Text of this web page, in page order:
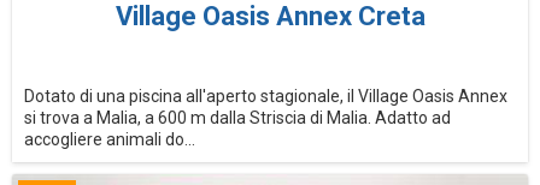
Village Oasis Annex Creta
Dotato di una piscina all'aperto stagionale, il Village Oasis Annex
si trova a Malia, a 600 m dalla Striscia di Malia. Adatto ad
accogliere animali do...